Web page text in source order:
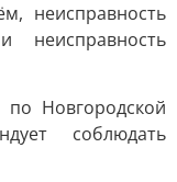
неисправность
неисправность
Новгородской
соблюдать